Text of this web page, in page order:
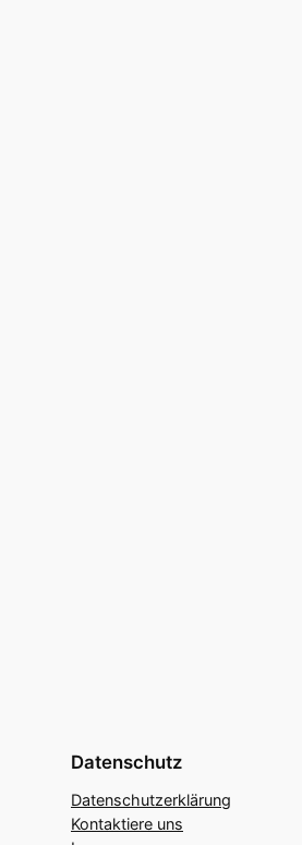
Datenschutz
Datenschutzerklärung
Kontaktiere uns